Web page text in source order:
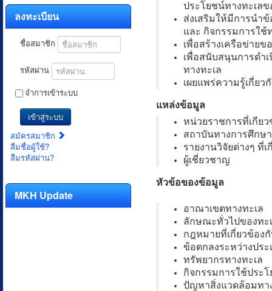
ลงทะเบียน
ชื่อสมาชิก
รหัสผ่าน
จำการเข้าระบบ
เข้าสู่ระบบ
สมัครสมาชิก
ลืมชื่อผู้ใช้?
ลืมรหัสผ่าน?
MKH Update
ประโยชน์ทางทะเลข
ส่งเสริมให้มีการนำ
และ กิจกรรมการใช้
เพื่อสร้างเครือข่าย
เพื่อสนับสนุนการดำ
ทางทะเล
เผยแพร่ความรู้เกี่ย
แหล่งข้อมูล
หน่วยราชการที่เกียว
สถาบันทางการศึกษา
รายงานวิจัยต่างๆ ที่เ
ผู้เชี่ยวชาญ
หัวข้อของข้อมูล
อาณาเขตทางทะเล
ลักษณะทั่วไปของทะ
กฎหมายที่เกี่ยวข้องกั
ข้อตกลงระหว่างประ
ทรัพยากรทางทะเล
กิจกรรมการใช้ประ
ปัญหาสิ่งแวดล้อมทา